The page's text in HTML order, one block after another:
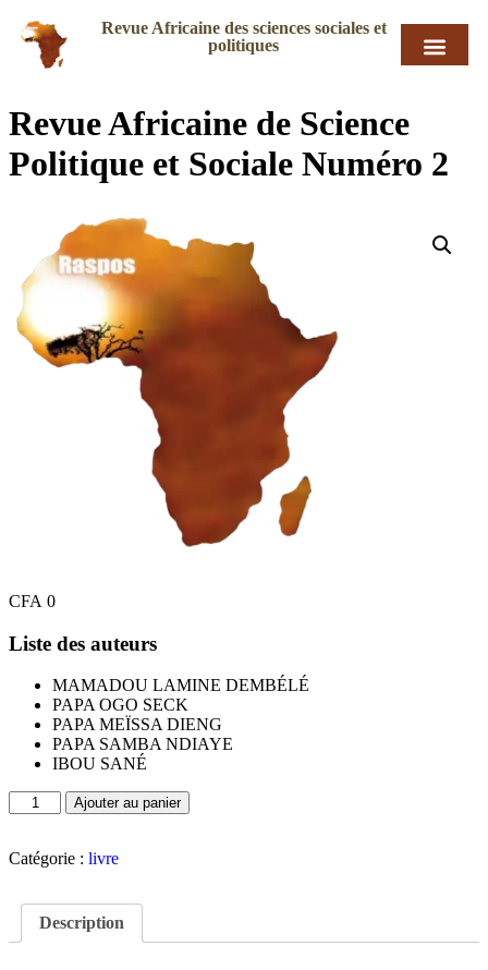
Revue Africaine des sciences sociales et
politiques
Revue Africaine de Science
Politique et Sociale Numéro 2
CFA 0
Liste des auteurs
MAMADOU LAMINE DEMBÉLÉ
PAPA OGO SECK
PAPA MEÏSSA DIENG
PAPA SAMBA NDIAYE
IBOU SANÉ
Ajouter au panier
Catégorie : livre
Description